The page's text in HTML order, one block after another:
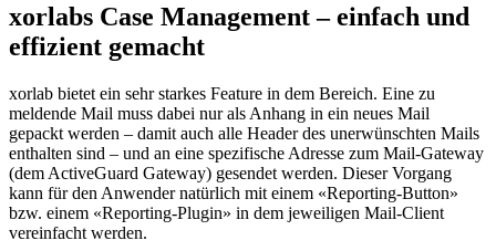
xorlabs Case Management – einfach und
effizient gemacht
xorlab bietet ein sehr starkes Feature in dem Bereich. Eine zu
meldende Mail muss dabei nur als Anhang in ein neues Mail
gepackt werden – damit auch alle Header des unerwünschten Mails
enthalten sind – und an eine spezifische Adresse zum Mail-Gateway
(dem ActiveGuard Gateway) gesendet werden. Dieser Vorgang
kann für den Anwender natürlich mit einem «Reporting-Button»
bzw. einem «Reporting-Plugin» in dem jeweiligen Mail-Client
vereinfacht werden.